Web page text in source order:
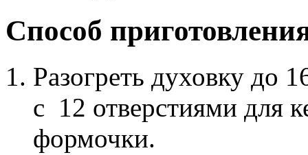
Способ
Разогреть духовку до
с 12 отверстиями для
формочки.